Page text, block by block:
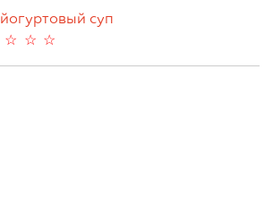
йогуртовый суп
☆
☆
☆